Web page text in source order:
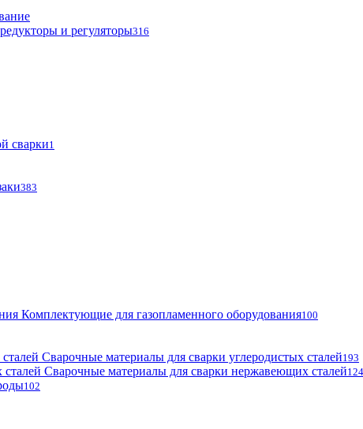
и регуляторы316
сварки1
383
Комплектующие для газопламенного оборудования100
Сварочные материалы для сварки углеродистых сталей193
Сварочные материалы для сварки нержавеющих сталей124
102